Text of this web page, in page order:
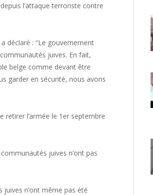
l’attaque terroriste contre
déclaré : “Le gouvernement
juives. En fait,
belge comme devant être
garder en sécurité, nous avons
retirer l’armée le 1er septembre
juives n’ont pas
n’ont même pas été